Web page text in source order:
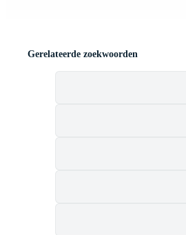
Gerelateerde zoekwoorden